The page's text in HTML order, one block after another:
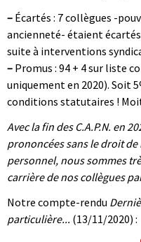
– Écartés : 7 collègues -
ancienneté- étaient
suite à interventions
– Promus : 94 + 4 sur liste
uniquement en 2020). Soit
conditions statutaires !
Avec la fin des C.A.P.N. en
prononcées sans le droit
personnel, nous sommes
carrière de nos collègues
Notre compte-rendu
particulière... (13/11/2020) :